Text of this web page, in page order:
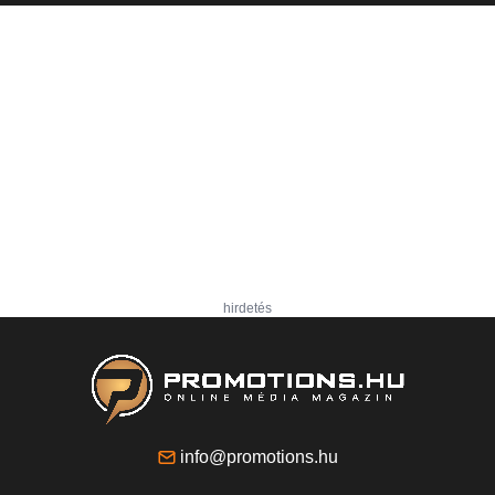
hirdetés
info@promotions.hu